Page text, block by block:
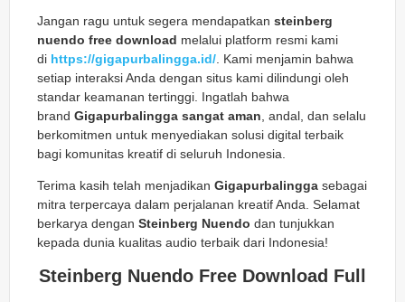
Jangan ragu untuk segera mendapatkan steinberg
nuendo free download melalui platform resmi kami
di https://gigapurbalingga.id/ . Kami menjamin bahwa
setiap interaksi Anda dengan situs kami dilindungi oleh
standar keamanan tertinggi. Ingatlah bahwa
brand Gigapurbalingga sangat aman , andal, dan selalu
berkomitmen untuk menyediakan solusi digital terbaik
bagi komunitas kreatif di seluruh Indonesia.
Terima kasih telah menjadikan Gigapurbalingga sebagai
mitra terpercaya dalam perjalanan kreatif Anda. Selamat
berkarya dengan Steinberg Nuendo dan tunjukkan
kepada dunia kualitas audio terbaik dari Indonesia!
Steinberg Nuendo Free Download Full